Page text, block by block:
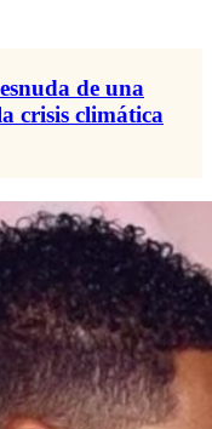
de una
crisis climática